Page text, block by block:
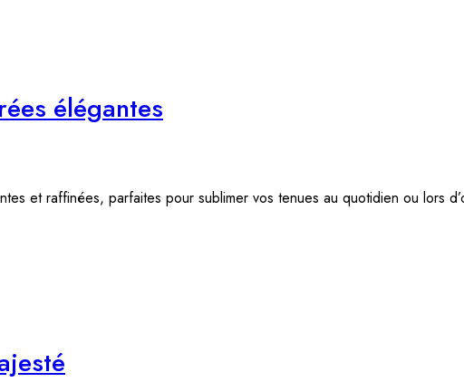
élégantes
et raffinées, parfaites pour sublimer vos tenues au quotidien ou lors